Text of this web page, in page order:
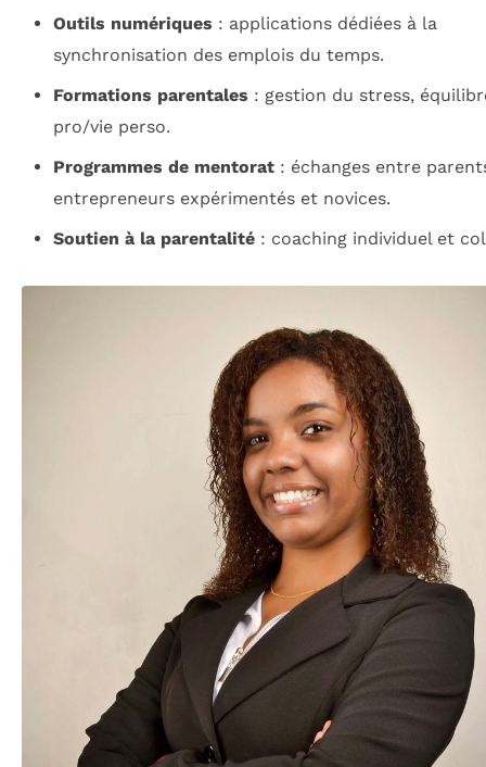
Outils numériques : applications dédiées à la
synchronisation des emplois du temps.
Formations parentales : gestion du stress,
pro/vie perso.
Programmes de mentorat: échanges entre
entrepreneurs expérimentés et novices.
Soutien à la parentalité: coaching individuel et